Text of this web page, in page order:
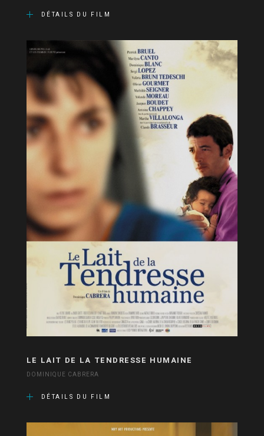
DÉTAILS DU FILM
LE LAIT DE LA TENDRESSE HUMAINE
DOMINIQUE CABRERA
DÉTAILS DU FILM